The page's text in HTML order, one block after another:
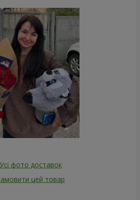
Усі фото доставок
цей товар